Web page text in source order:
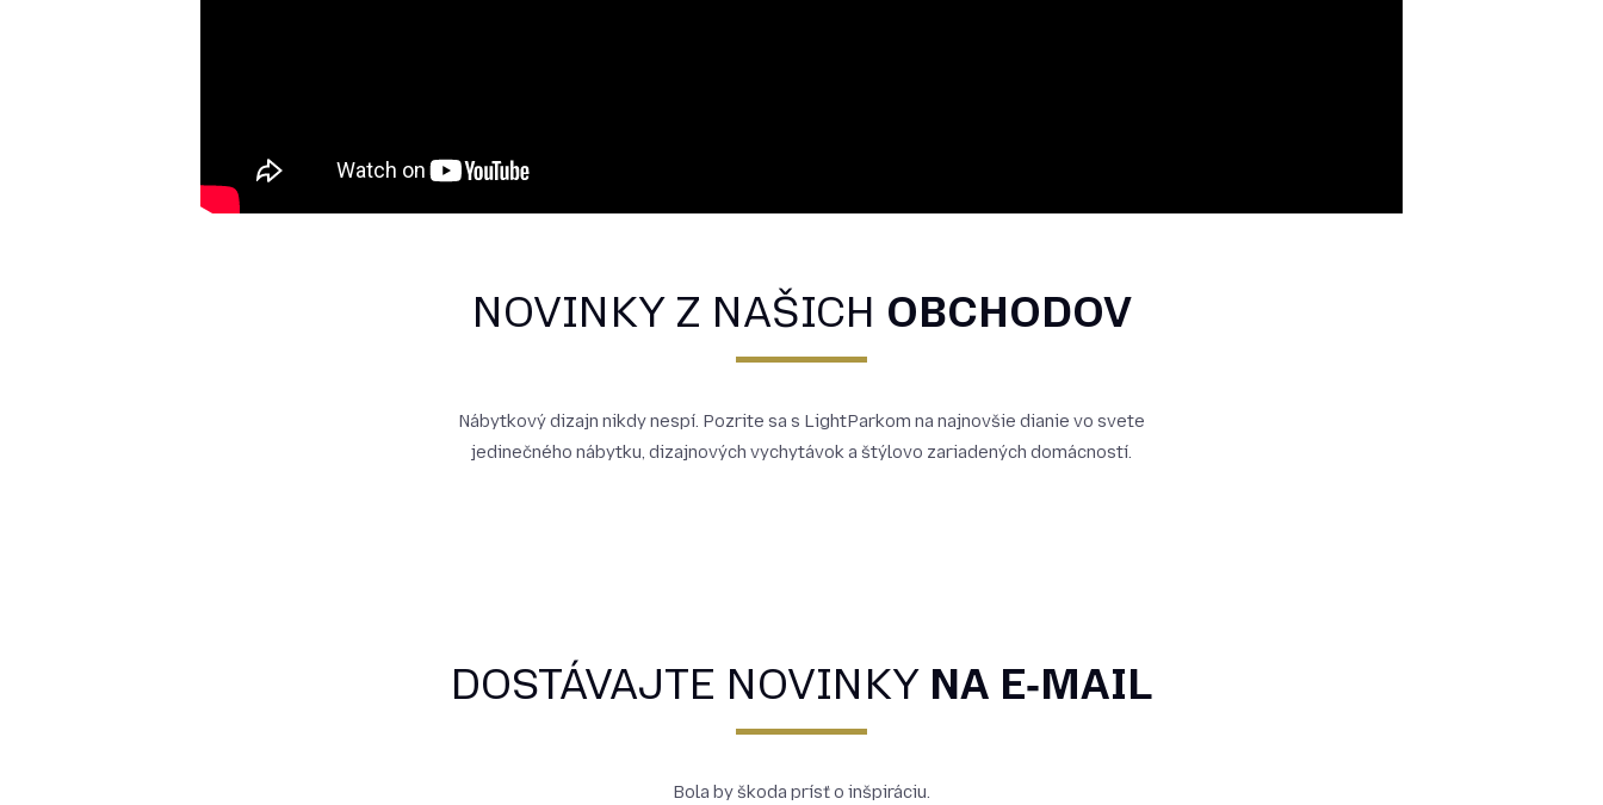
NOVINKY Z NAŠICH OBCHODOV
Nábytkový dizajn nikdy nespí. Pozrite sa s LightParkom na najnovšie dianie vo svete
jedinečného nábytku, dizajnových vychytávok a štýlovo zariadených domácností.
DOSTÁVAJTE NOVINKY NA E‑MAIL
Bola by škoda prísť o inšpiráciu.